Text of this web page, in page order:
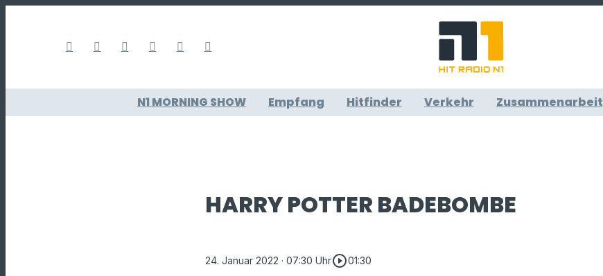
N1 MORNING SHOW Empfang Hitfinder Verkehr Zusammenarbeit
HARRY POTTER BADEBOMBE
24. Januar 2022 · 07:30 Uhrplay_circle_outline01:30